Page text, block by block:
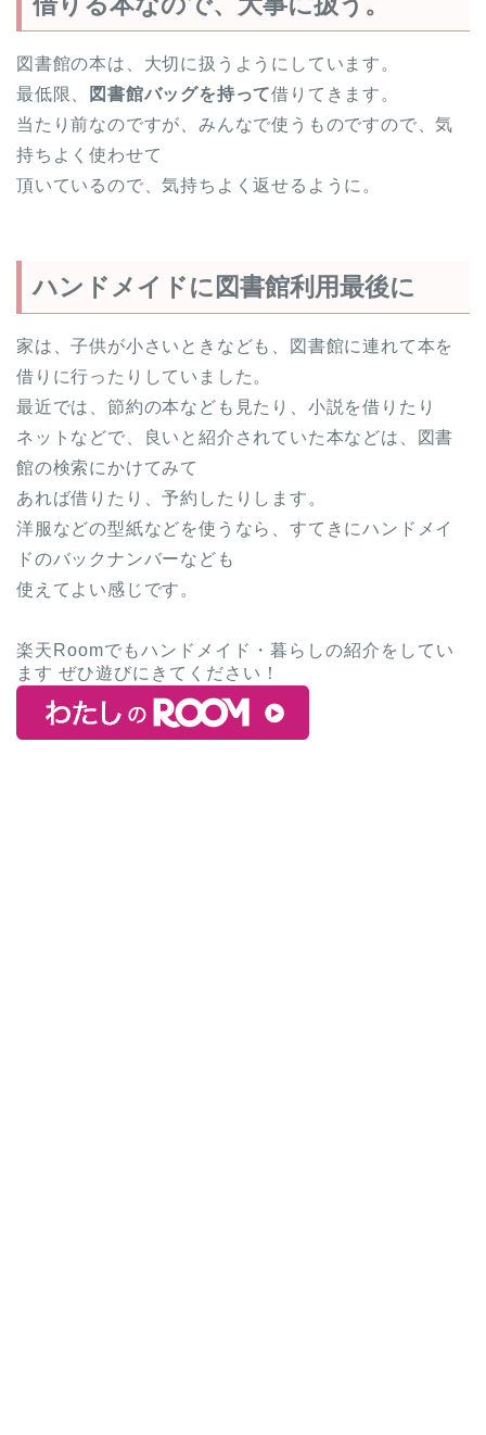
図書館の本は、大切に扱うようにしています。
最低限、
図書館バッグを持って借りてきます。
当たり前なのですが、みんなで使うものですので、気
持ちよく使わせて
頂いているので、気持ちよく返せるように。
ハンドメイドに図書館利用最後に
家は、子供が小さいときなども、図書館に連れて本を
借りに行ったりしていました。
最近では、節約の本なども見たり、小説を借りたり
ネットなどで、良いと紹介されていた本などは、図書
館の検索にかけてみて
あれば借りたり、予約したりします。
洋服などの型紙などを使うなら、すてきにハンドメイ
ドのバックナンバーなども
使えてよい感じです。
楽天Roomでもハンドメイド・暮らしの紹介をしてい
ます ぜひ遊びにきてください！